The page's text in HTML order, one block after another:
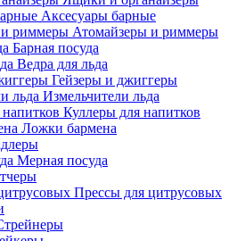
Аксесуары барные
Атомайзеры и риммеры
Барная посуда
Ведра для льда
Гейзеры и джиггеры
Измельчители льда
Куллеры для напитков
Ложки бармена
Мерная посуда
Прессы для цитрусовых